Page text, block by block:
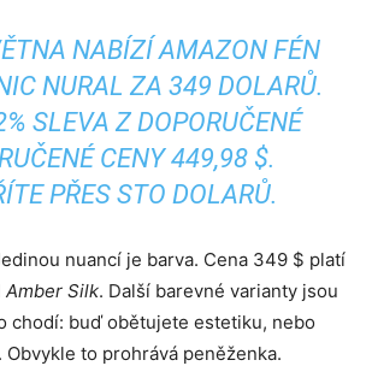
NABÍZÍ AMAZON FÉN
NURAL ZA 349 DOLARŮ.
SLEVA Z DOPORUČENÉ
CENY 449,98 $.
PŘES STO DOLARŮ.
nuancí je barva. Cena 349 $ platí
Amber Silk. Další barevné varianty jsou
chodí: buď obětujete estetiku, nebo
to prohrává peněženka.